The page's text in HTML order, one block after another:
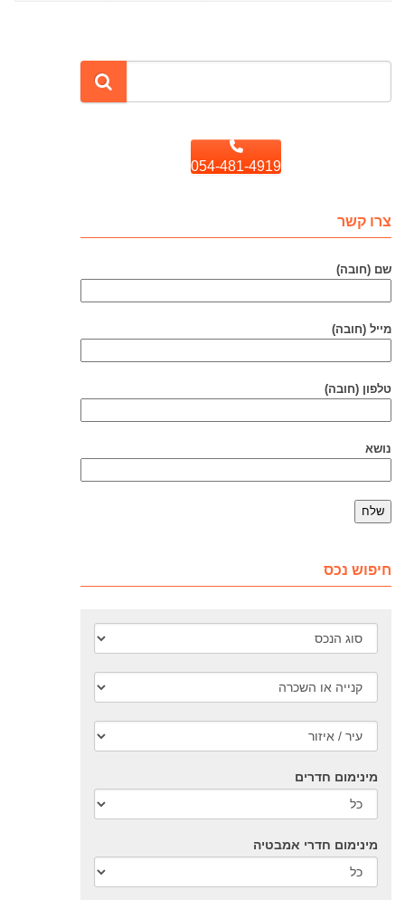
054-481-4919
צרו קשר
שם (חובה)
מייל (חובה)
טלפון (חובה)
נושא
חיפוש נכס
מינימום חדרים
מינימום חדרי אמבטיה